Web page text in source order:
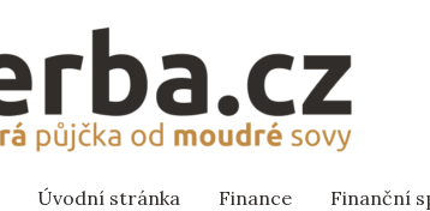
Úvodní stránka Finance Finanční